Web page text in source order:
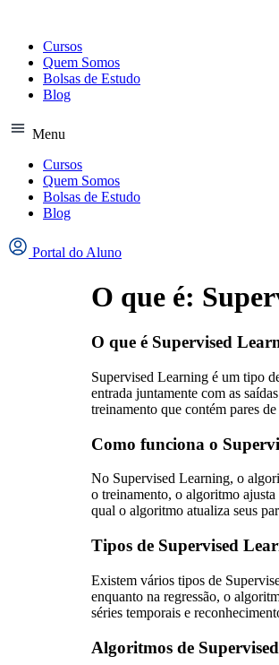
conteúdo
Cursos
Quem Somos
Bolsas de Estudo
Blog
Menu
Cursos
Quem Somos
Bolsas de Estudo
Blog
Portal do Aluno
O que é:
O que é Supervised
Supervised Learning é um tipo
entrada juntamente com as
treinamento que contém pares
Como funciona o
No Supervised Learning, o
o treinamento, o algoritmo ajusta
qual o algoritmo atualiza seus
Tipos de Supervised
Existem vários tipos de
enquanto na regressão, o
séries temporais e
Algoritmos de